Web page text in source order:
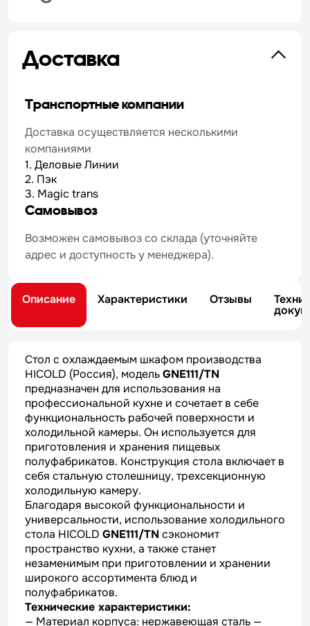
Доставка
Транспортные компании
Доставка осуществляется несколькими
компаниями
1. Деловые Линии
2. Пэк
3. Magic trans
Самовывоз
Возможен самовывоз со склада (уточняйте
адрес и доступность у менеджера).
Описание Характеристики Отзывы
Стол с охлаждаемым шкафом производства
HICOLD (Россия), модельGNE111/TN
предназначен для использования на
профессиональной кухне и сочетает в себе
функциональность рабочей поверхности и
холодильной камеры. Он используется для
приготовления и хранения пищевых
полуфабрикатов. Конструкция стола включает в
себя стальную столешницу, трехсекционную
холодильную камеру.
Благодаря высокой функциональности и
универсальности, использование холодильного
стола HICOLD GNE111/TN сэкономит
пространство кухни, а также станет
незаменимым при приготовлении и хранении
широкого ассортимента блюд и
полуфабрикатов.
Технические характеристики:
— Материал корпуса: нержавеющая сталь —